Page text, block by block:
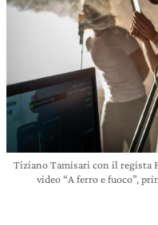
Tiziano Tamisari con il regista
video “A ferro e fuoco”,